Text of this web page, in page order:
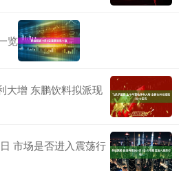
览
大增 东鹏饮料拟派现
市场是否进入震荡行